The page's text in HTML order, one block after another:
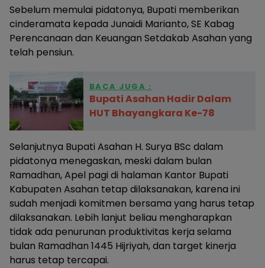
Sebelum memulai pidatonya, Bupati memberikan
cinderamata kepada Junaidi Marianto, SE Kabag
Perencanaan dan Keuangan Setdakab Asahan yang
telah pensiun.
BACA JUGA :
Bupati Asahan Hadir Dalam
HUT Bhayangkara Ke-78
Selanjutnya Bupati Asahan H. Surya BSc dalam
pidatonya menegaskan, meski dalam bulan
Ramadhan, Apel pagi di halaman Kantor Bupati
Kabupaten Asahan tetap dilaksanakan, karena ini
sudah menjadi komitmen bersama yang harus tetap
dilaksanakan. Lebih lanjut beliau mengharapkan
tidak ada penurunan produktivitas kerja selama
bulan Ramadhan 1445 Hijriyah, dan target kinerja
harus tetap tercapai.